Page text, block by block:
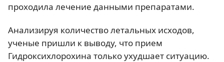
проходила лечение данными препаратами.
Анализируя количество летальных исходов,
ученые пришли к выводу, что прием
Гидроксихлорохина только ухудшает ситуацию.